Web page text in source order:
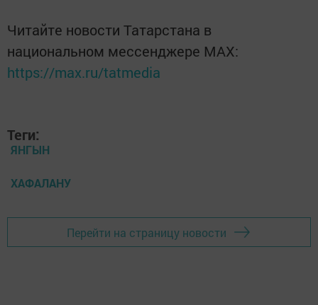
Читайте новости Татарстана в
национальном мессенджере MАХ:
https://max.ru/tatmedia
Теги:
ЯНГЫН
ХАФАЛАНУ
Перейти на страницу новости